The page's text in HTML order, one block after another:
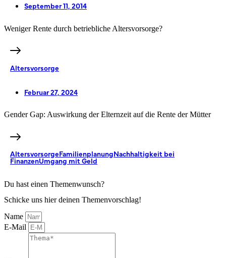
September 11, 2014
Weniger Rente durch betriebliche Altersvorsorge?
Altersvorsorge
Februar 27, 2024
Gender Gap: Auswirkung der Elternzeit auf die Rente der Mütter
AltersvorsorgeFamilienplanungNachhaltigkeit bei
FinanzenUmgang mit Geld
Du hast einen Themenwunsch?
Schicke uns hier deinen Themenvorschlag!
Name
E-Mail